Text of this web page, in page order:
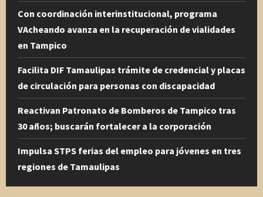
Con coordinación interinstitucional, programa
VAcheando avanza en la recuperación de vialidades
en Tampico
Facilita DIF Tamaulipas trámite de credencial y placas
de circulación para personas con discapacidad
Reactivan Patronato de Bomberos de Tampico tras
30 años; buscarán fortalecer a la corporación
Impulsa STPS ferias del empleo para jóvenes en tres
regiones de Tamaulipas